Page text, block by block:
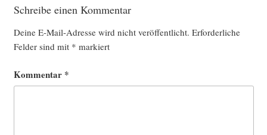
Schreibe einen Kommentar
Deine E-Mail-Adresse wird nicht veröffentlicht. Erforderliche
Felder sind mit * markiert
Kommentar *